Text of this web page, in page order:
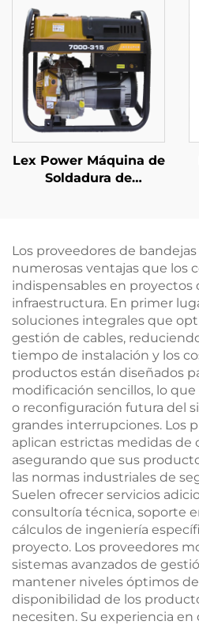
Precio de Fábrica
Lex Power Máquina de
Soldadura de
Arranque Manual /
Eléctrico Más Vendida
Los proveedores de
numerosas ventajas que los
indispensables en proyectos
infraestructura. En primer
soluciones integrales que
gestión de cables,
tiempo de instalación y los
productos están diseñados
modificación sencillos, lo
o reconfiguración futura del
grandes interrupciones. Los
aplican estrictas medidas de
asegurando que sus
las normas industriales de
Suelen ofrecer servicios
consultoría técnica, soporte
cálculos de ingeniería
proyecto. Los proveedores
sistemas avanzados de
mantener niveles óptimos
disponibilidad de los
necesiten. Su experiencia en